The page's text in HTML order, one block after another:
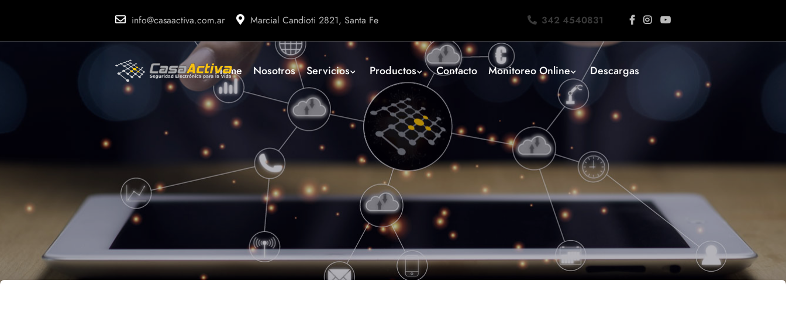
info@casaactiva.com.ar Marcial Candioti 2821, Santa Fe 342 4540831
Home Nosotros Servicios Productos Contacto Monitoreo Online Descargas